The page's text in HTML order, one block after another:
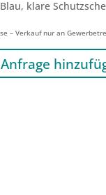
klare
– Verkauf nur an